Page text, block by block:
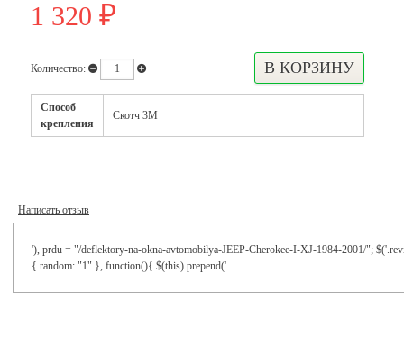
1 320 ₽
Количество:
Способ
крепления
Скотч 3М
Написать отзыв
'), prdu = "/deflektory-na-okna-avtomobilya-JEEP-Cherokee-I-XJ-1984-2001/";
{ random: "1" }, function(){ $(this).prepend('